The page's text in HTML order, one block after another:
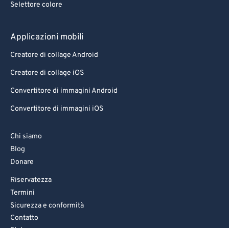
Selettore colore
Applicazioni mobili
Creatore di collage Android
Creatore di collage iOS
Convertitore di immagini Android
Convertitore di immagini iOS
Chi siamo
Blog
Donare
Riservatezza
Termini
Sicurezza e conformità
Contatto